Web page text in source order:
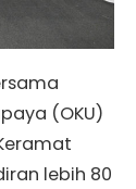
(OKU)
lebih 80